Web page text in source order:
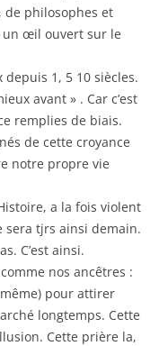
de philosophes et
un œil ouvert sur le
1, 5 10 siècles.
avant » . Car c’est
remplies de biais.
de cette croyance
notre propre vie
a la fois violent
sera tjrs ainsi demain.
C’est ainsi.
nos ancêtres :
pour attirer
longtemps. Cette
Cette prière la,